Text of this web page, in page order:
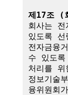
제17조 (
회사는 전
있도록 선
전자금융
수 있도록
처리를
정보기술
융위원회